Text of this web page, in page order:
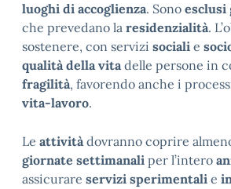
luoghi di accoglienza. Sono esclusi
che prevedano la residenzialità.
sostenere, con servizi sociali e
qualità della vitadelle persone in
fragilità, favorendo anche i
vita-lavoro.
Le attivitàdovranno coprire
giornate settimanali per l’intero
assicurare servizi sperimentali e